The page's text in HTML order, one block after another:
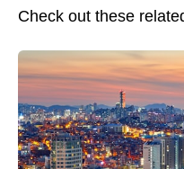
Check out these